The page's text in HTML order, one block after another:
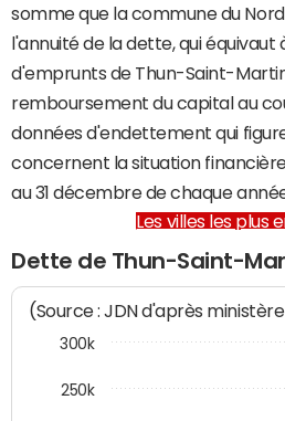
somme que la commune du
l'annuité de la dette, qui
d'emprunts de Thun-Saint-
remboursement du capital au
données d'endettement qui
concernent la situation
au 31 décembre de chaque
Les villes les plus
Dette de Thun-Saint-
(Source : JDN d'après
250k
300k